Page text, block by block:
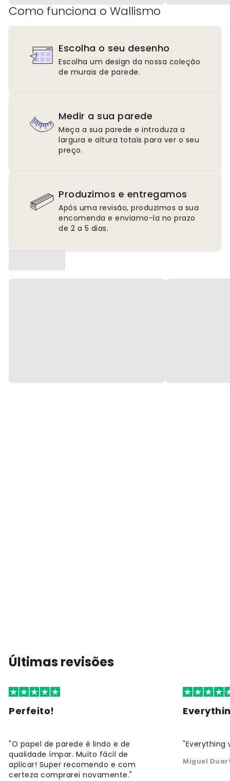
Como funciona o Wallismo
Escolha o seu desenho
Escolha um design da nossa coleção
de murais de parede.
Medir a sua parede
Meça a sua parede e introduza a
largura e altura totais para ver o seu
preço.
Produzimos e entregamos
Após uma revisão, produzimos a sua
encomenda e enviamo-la no prazo
de 2 a 5 dias.
Últimas revisões
Perfeito!
"O papel de parede é lindo e de
qualidade ímpar. Muito fácil de
aplicar! Super recomendo e com
certeza comprarei novamente."
"Everything
Miguel